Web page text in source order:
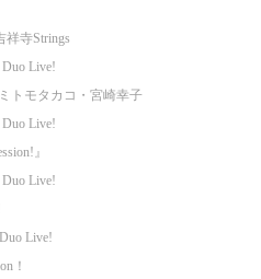
祥寺Strings
Live!
トモタカコ・宮崎幸子
Live!
』
Live!
Live!
！